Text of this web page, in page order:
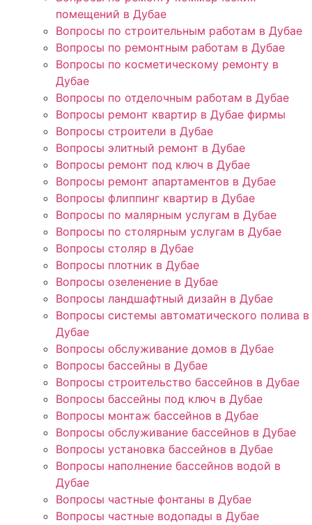
помещений в Дубае
Вопросы по строительным работам в Дубае
Вопросы по ремонтным работам в Дубае
Вопросы по косметическому ремонту в
Дубае
Вопросы по отделочным работам в Дубае
Вопросы ремонт квартир в Дубае фирмы
Вопросы строители в Дубае
Вопросы элитный ремонт в Дубае
Вопросы ремонт под ключ в Дубае
Вопросы ремонт апартаментов в Дубае
Вопросы флиппинг квартир в Дубае
Вопросы по малярным услугам в Дубае
Вопросы по столярным услугам в Дубае
Вопросы столяр в Дубае
Вопросы плотник в Дубае
Вопросы озеленение в Дубае
Вопросы ландшафтный дизайн в Дубае
Вопросы системы автоматического полива в
Дубае
Вопросы обслуживание домов в Дубае
Вопросы бассейны в Дубае
Вопросы строительство бассейнов в Дубае
Вопросы бассейны под ключ в Дубае
Вопросы монтаж бассейнов в Дубае
Вопросы обслуживание бассейнов в Дубае
Вопросы установка бассейнов в Дубае
Вопросы наполнение бассейнов водой в
Дубае
Вопросы частные фонтаны в Дубае
Вопросы частные водопады в Дубае